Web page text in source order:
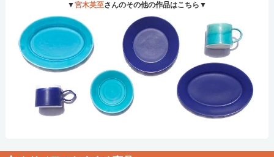
▼宮木英至さんのその他の作品はこちら▼